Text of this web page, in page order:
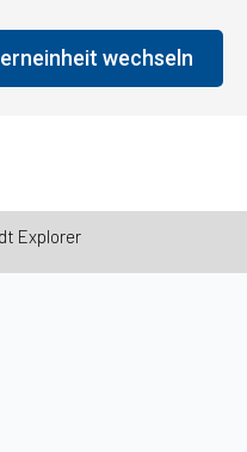
wechseln
Explorer